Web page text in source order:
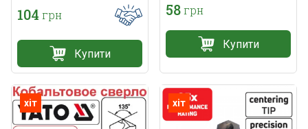
104 грн
Купити
58грн
Купити
хіт хіт